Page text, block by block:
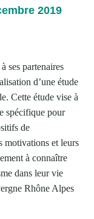
2019
ses partenaires
d’une étude
Cette étude vise à
spécifique pour
de
motivations et leurs
à connaître
dans leur vie
Rhône Alpes